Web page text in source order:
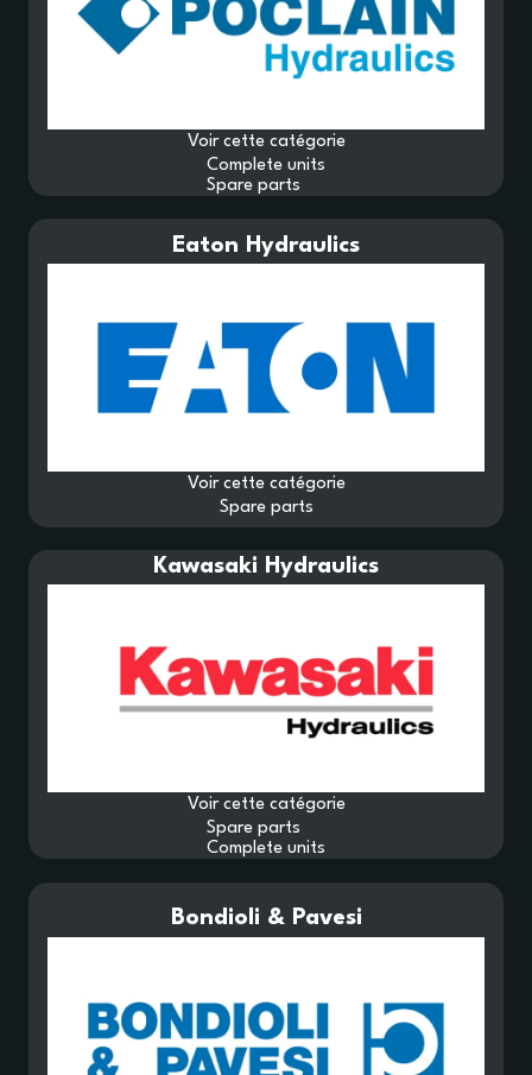
HYDROSR
NOMENCLATURES
Voir cette catégorie
Complete units
Spare parts
Eaton Hydraulics
Voir cette catégorie
Spare parts
Kawasaki Hydraulics
Voir cette catégorie
Spare parts
Complete units
Bondioli & Pavesi